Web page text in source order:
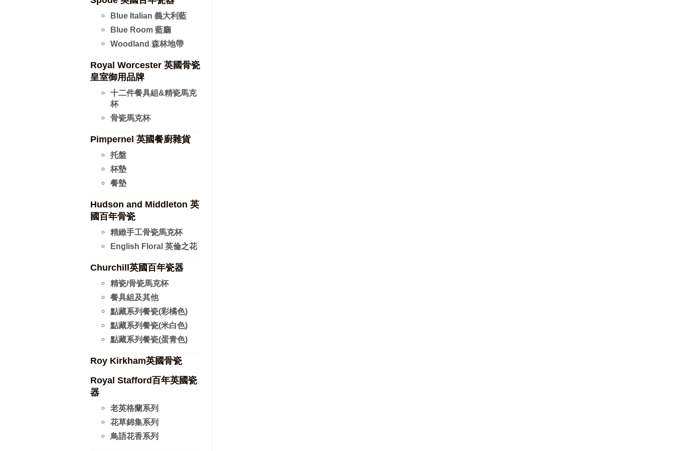
Blue Italian 義大利藍
Blue Room 藍廳
Woodland 森林地帶
Royal Worcester 英國骨瓷
皇室御用品牌
十二件餐具組&精瓷馬克
杯
骨瓷馬克杯
Pimpernel 英國餐廚雜貨
托盤
杯墊
餐墊
Hudson and Middleton 英
國百年骨瓷
精緻手工骨瓷馬克杯
English Floral 英倫之花
Churchill英國百年瓷器
精瓷/骨瓷馬克杯
餐具組及其他
點藏系列餐瓷(彩橘色)
點藏系列餐瓷(米白色)
點藏系列餐瓷(蛋青色)
Roy Kirkham英國骨瓷
Royal Stafford百年英國瓷
器
老英格蘭系列
花草錦集系列
鳥語花香系列